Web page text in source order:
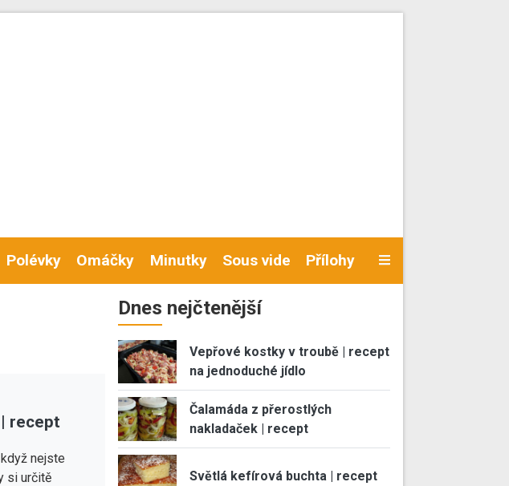
Polévky Omáčky Minutky Sous vide Přílohy
recept
nejste
si určitě
Dnes nejčtenější
Vepřové kostky v troubě | recept
na jednoduché jídlo
Čalamáda z přerostlých
nakladaček | recept
Světlá kefírová buchta | recept